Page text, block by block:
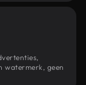
watermerk, geen